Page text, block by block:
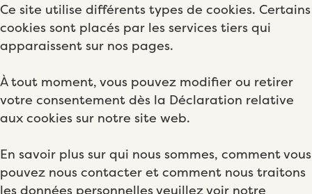
Ce site utilise différents types de cookies. Certains
cookies sont placés par les services tiers qui
apparaissent sur nos pages.
À tout moment, vous pouvez modifier ou retirer
votre consentement dès la Déclaration relative
aux cookies sur notre site web.
En savoir plus sur qui nous sommes, comment vous
pouvez nous contacter et comment nous traitons
les données personnelles veuillez voir notre